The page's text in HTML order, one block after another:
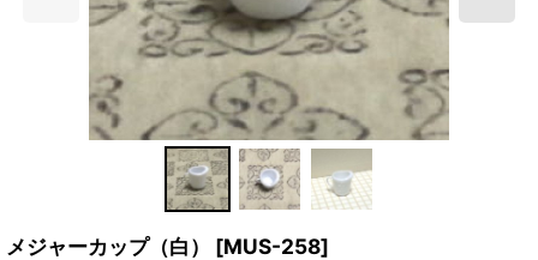
メジャーカップ（白） [MUS-258]